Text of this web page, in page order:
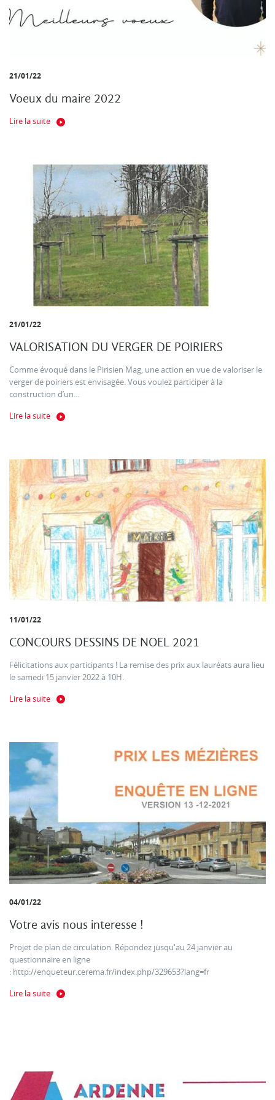
21/01/22
Voeux du maire 2022
Lire la suite
21/01/22
VALORISATION DU VERGER DE POIRIERS
Comme évoqué dans le Pirisien Mag, une action en vue de valoriser le
verger de poiriers est envisagée. Vous voulez participer à la
construction d’un...
Lire la suite
11/01/22
CONCOURS DESSINS DE NOEL 2021
Félicitations aux participants ! La remise des prix aux lauréats aura lieu
le samedi 15 janvier 2022 à 10H.
Lire la suite
04/01/22
Votre avis nous interesse !
Projet de plan de circulation. Répondez jusqu'au 24 janvier au
questionnaire en ligne
: http://enqueteur.cerema.fr/index.php/329653?lang=fr
Lire la suite